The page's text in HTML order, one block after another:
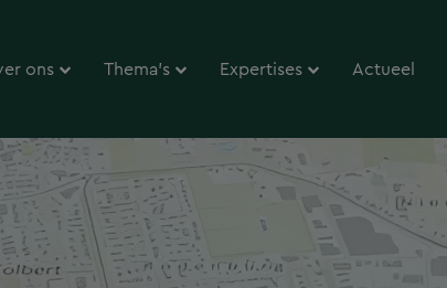
ons Thema’s Expertises Actueel